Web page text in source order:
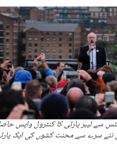
سے لیبر پارٹی کا کنٹرول واپس
نئے سرے سے محنت کشوں کی ایک